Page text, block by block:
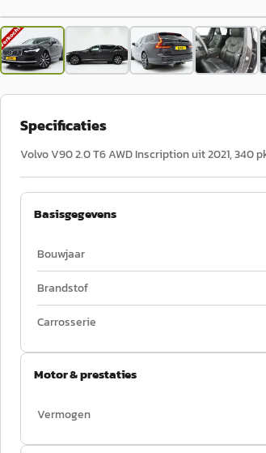
Specificaties
Volvo V90 2.0 T6 AWD Inscription uit 2021, 340
Basisgegevens
Bouwjaar
Brandstof
Carrosserie
Motor & prestaties
Vermogen